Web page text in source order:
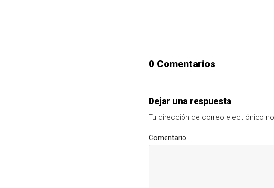
0 Comentarios
Dejar una respuesta
Tu dirección de correo electrónico no
Comentario